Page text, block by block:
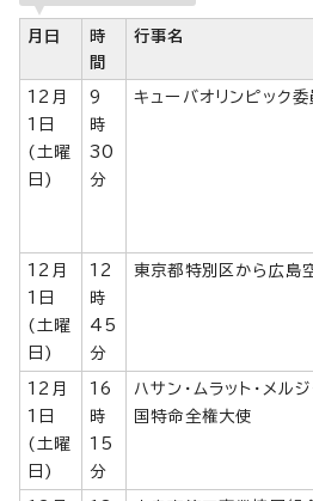
月日
時
間
行事名
12月
1日
(土曜
日)
9
時
30
分
キューバオリンピック
12月
1日
(土曜
日)
12
時
45
分
東京都特別区から広島
12月
1日
(土曜
日)
16
時
15
分
ハサン・ムラット・メ
国特命全権大使